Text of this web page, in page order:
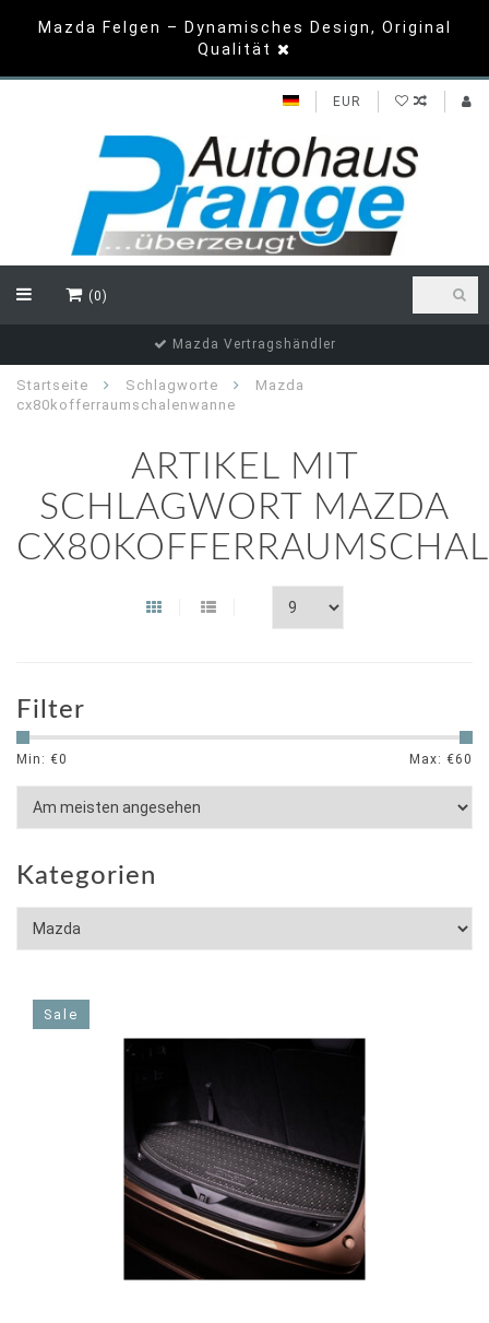
Mazda Felgen – Dynamisches Design, Original
Qualität
EUR
(0)
Mazda Vertragshändler
Startseite Schlagworte
Mazda
cx80kofferraumschalenwanne
ARTIKEL MIT
SCHLAGWORT MAZDA
Filter
Min: €0 Max: €60
Kategorien
Sale